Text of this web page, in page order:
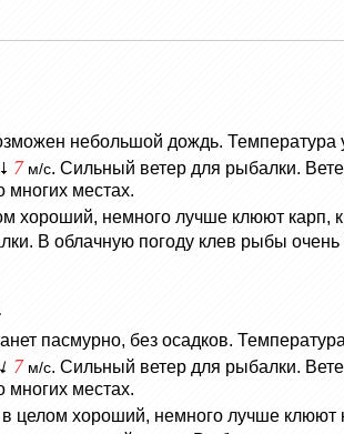
небольшой дождь. Температура
7 м/с. Сильный ветер для рыбалки.
местах.
хороший, немного лучше клюют карп,
В облачную погоду клев рыбы
пасмурно, без осадков.
7 м/с. Сильный ветер для рыбалки.
местах.
целом хороший, немного лучше клюют